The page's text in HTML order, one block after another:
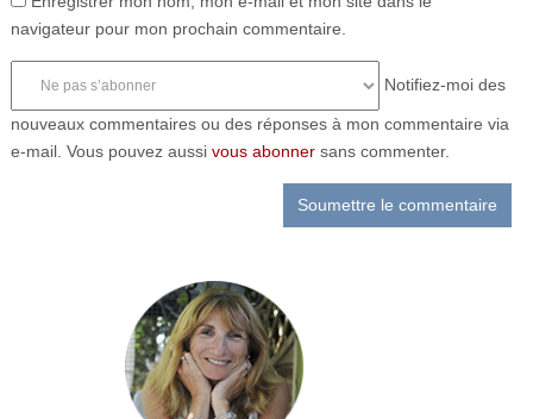
navigateur pour mon prochain commentaire.
Notifiez-moi des
nouveaux commentaires ou des réponses à mon commentaire via
e-mail. Vous pouvez aussi vous abonnersans commenter.